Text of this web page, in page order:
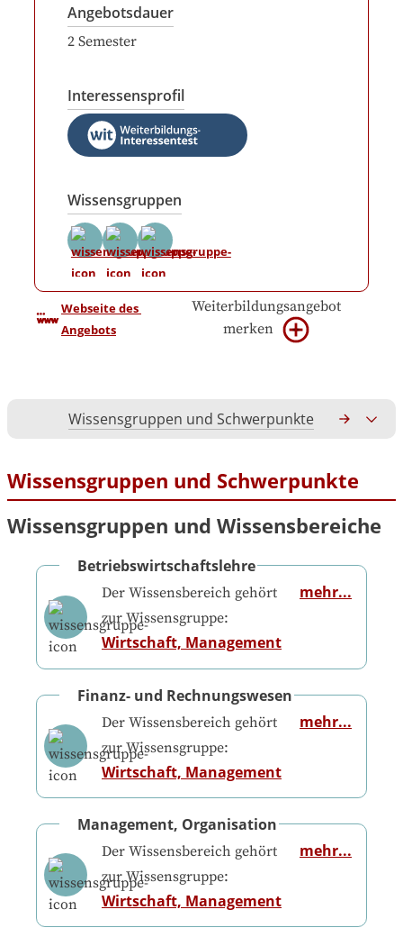
Angebotsdauer
2 Semester
Interessensprofil
Wissensgruppen
Webseite des
Angebots
Weiterbildungsangebot
merken
Wissensgruppen und Schwerpunkte
Wissensgruppen und Schwerpunkte
Wissensgruppen und Wissensbereiche
Betriebswirtschaftslehre
Der Wissensbereich gehört
zur Wissensgruppe:
Wirtschaft, Management
mehr...
Finanz- und Rechnungswesen
Der Wissensbereich gehört
zur Wissensgruppe:
Wirtschaft, Management
mehr...
Management, Organisation
Der Wissensbereich gehört
zur Wissensgruppe:
Wirtschaft, Management
mehr...